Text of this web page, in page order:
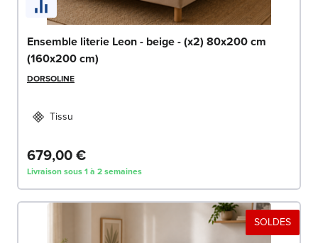
Ensemble literie Leon - beige - (x2) 80x200 cm
(160x200 cm)
DORSOLINE
Tissu
679,00 €
Livraison sous 1 à 2 semaines
SOLDES